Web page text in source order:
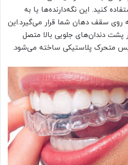
کنید. این نگه‌دارنده‌ها یا به
سقف دهان شما قرار می‌گیرد.این
دندان‌های جلویی بالا متصل
متحرک پلاستیکی ساخته می‌شود.‌